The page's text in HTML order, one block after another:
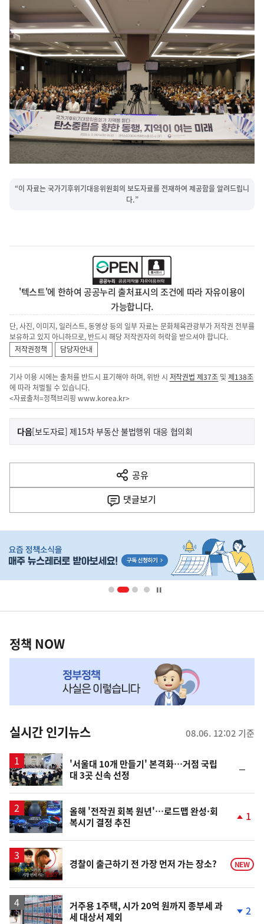
“이 자료는 국가기후위기대응위원회의 보도자료를 전재하여 제공함을 알려드립니
다.”
'텍스트'에 한하여 공공누리 출처표시의 조건에 따라 자유이용이
가능합니다.
단, 사진, 이미지, 일러스트, 동영상 등의 일부 자료는 문화체육관광부가 저작권 전부를
보유하고 있지 아니하므로, 반드시 해당 저작권자의 허락을 받으셔야 합니다.
저작권정책
담당자안내
기사 이용 시에는 출처를 반드시 표기해야 하며, 위반 시 저작권법 제37조 및제138조
에 따라 처벌될 수 있습니다.
<자료출처=정책브리핑 www.korea.kr>
이
전
다
음
다음기
사
[보도자료] 제15차 부동산 불법행위 대응 협의회
공유
열
기
댓글보기
단
배
영
책
NOW,
뉴
스
정책 NOW
실시간 인기뉴스 08.06. 12:02 기준
'서울대 10개 만들기' 본격화…거점 국립
대 3곳 신속 선정
일
올해 '전작권 회복 원년'…로드맵 완성·회
복시기 결정 추진
승
1
영
상
경찰이 출근하기 전 가장 먼저 가는 장소? NEW
거주용 1주택, 시가 20억 원까지 종부세 과
세 대상서 제외
2